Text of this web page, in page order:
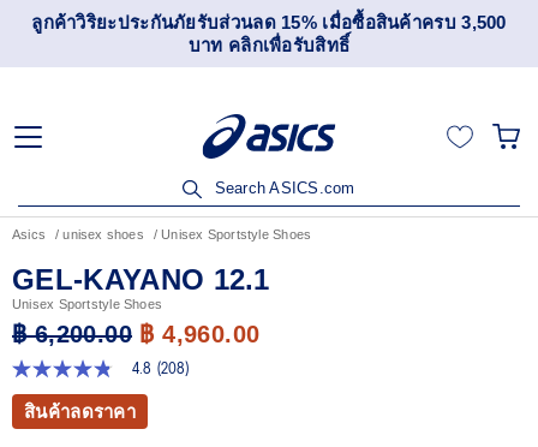
ลูกค้าวิริยะประกันภัยรับส่วนลด 15% เมื่อซื้อสินค้าครบ 3,500
บาท คลิกเพื่อรับสิทธิ์
Search ASICS.com
Asics unisex shoes Unisex Sportstyle Shoes
GEL-KAYANO 12.1
Unisex Sportstyle Shoes
฿ 6,200.00 ฿ 4,960.00
4.8
จาก
ดาว
4.8 (208)
สินค้าลดราคา